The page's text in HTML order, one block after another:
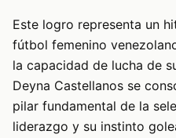
Este logro representa un
fútbol femenino
la capacidad de lucha de
Deyna Castellanos se
pilar fundamental de la
liderazgo y su instinto